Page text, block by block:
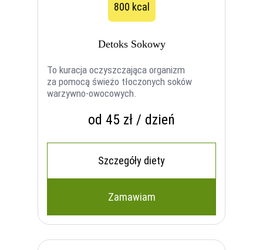
800 kcal
Detoks Sokowy
To kuracja oczyszczająca organizm
za pomocą świeżo tłoczonych soków
warzywno-owocowych.
od 45 zł / dzień
Szczegóły diety
Zamawiam